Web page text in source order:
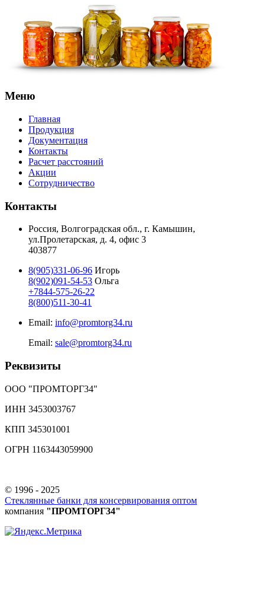
Меню
Главная
Продукция
Документация
Контакты
Расчет расстояний
Акции
Сотрудничество
Контакты
Россия, Волгоградская обл., г. Камышин,
ул.Пролетарская, д. 4, офис 3
403877
8(905)331-06-96 Игорь
8(902)091-54-53 Ольга
+7844-575-26-22
8(800)511-30-41
Email: info@promtorg34.ru
Email: sale@promtorg34.ru
Реквизиты
ООО "ПРОМТОРГ34"
ИНН 3453003767
КПП 345301001
ОГРН 1163443059900
© 1996 - 2025
Стеклянные банки для консервирования оптом
компания "ПРОМТОРГ34"